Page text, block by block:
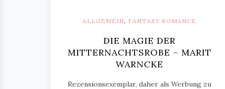
ALLGEMEIN FANTASY ROMANCE
DIE MAGIE DER
MITTERNACHTSROBE – MARIT
WARNCKE
Rezensionsexemplar, daher als Werbung zu